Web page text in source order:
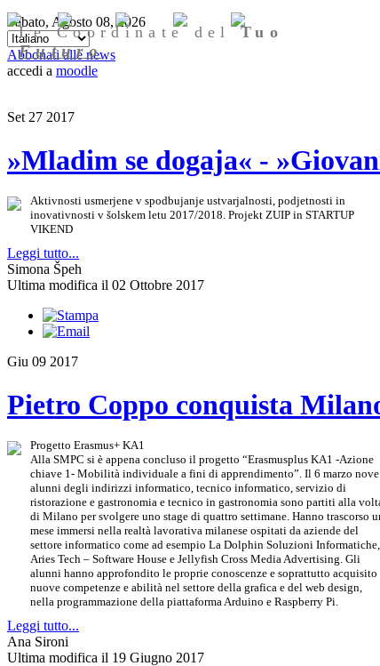
Sabato, Agosto 08, 2026
Abbonati alle news
accedi a moodle
Le Coordinate delTuo
Futuro
Set 27 2017
»Mladim se dogaja« -
Aktivnosti usmerjene v spodbujanje ustvarjalnosti, podjetnosti in
inovativnosti v šolskem letu 2017/2018. Projekt ZUIP in STARTUP
VIKEND
Leggi tutto...
Simona Špeh
Ultima modifica il 02 Ottobre 2017
Giu 09 2017
Pietro Coppo conquista
Progetto Erasmus+ KA1
Alla SMPC si è appena concluso il progetto “Erasmusplus KA1 -Azione
chiave 1- Mobilità individuale a fini di apprendimento”. Il 6 marzo nove
alunni degli indirizzi informatico, tecnico informatico, servizio di
ristorazione e gastronomia e tecnico in gastronomia sono partiti alla
di Milano per svolgere uno stage di quattro settimane. Hanno trascorso
mese immersi nella realtà lavorativa milanese ospitati da aziende del
settore informatico come ad esempio La Dolphin Soluzioni Informatiche,
Aries Tech – Software House e Jellyfish Cross Media Advertising. Gli
alunni hanno approfondito le proprie conoscenze e soprattutto acquisito
nuove competenze e abilità nel settore della grafica e del web design,
nella programmazione della piattaforma Arduino e Raspberry Pi.
Leggi tutto...
Ana Sironi
Ultima modifica il 19 Giugno 2017